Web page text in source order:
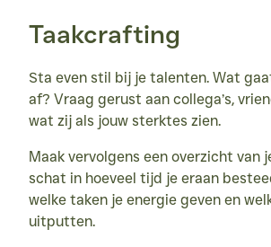
Taakcrafting
Sta even stil bij je talenten. Wat
af? Vraag gerust aan collega’s,
wat zij als jouw sterktes zien.
Maak vervolgens een overzicht van
schat in hoeveel tijd je eraan
welke taken je energie geven en
uitputten.